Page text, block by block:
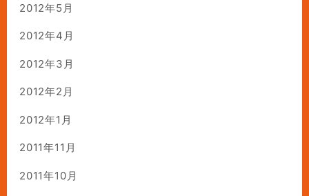
2012年5月
2012年4月
2012年3月
2012年2月
2012年1月
2011年11月
2011年10月